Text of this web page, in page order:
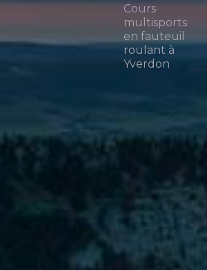
Cours
multisports
en fauteuil
roulant à
Yverdon